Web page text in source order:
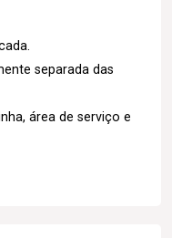
separada das
área de serviço e